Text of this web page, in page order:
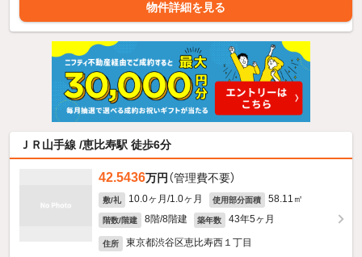
物件詳細を見る
ＪＲ山手線 /恵比寿駅 徒歩6分
42.5436万円 （管理費不要）
敷/礼 10.0ヶ月/1.0ヶ月 使用部分面積 58.11㎡
階数/階建 8階/8階建 築年数 43年5ヶ月
住所 東京都渋谷区恵比寿西１丁目